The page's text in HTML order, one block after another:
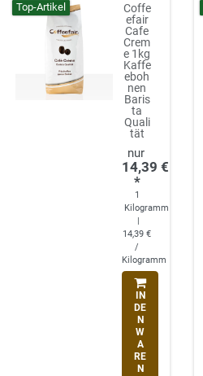
Top-Artikel
Coffe
efair
Cafe
Crem
e 1kg
Kaffe
eboh
nen
Baris
ta
Quali
tät
14,39 €
*
1
Kilogramm
|
14,39 €
/
Kilogramm
IN
DE
N
W
A
RE
N